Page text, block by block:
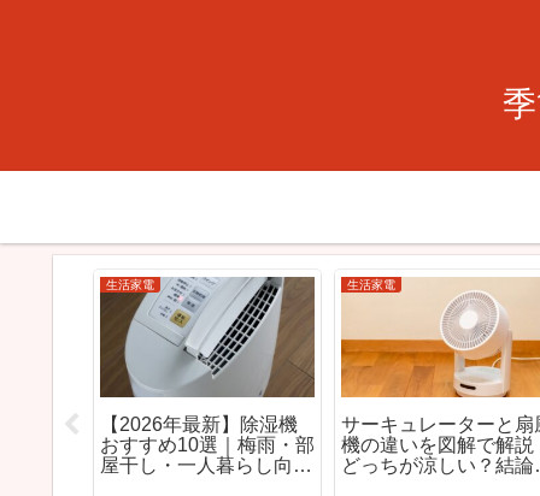
気代はい
ぱなしでも
方法も解説
生活家電
【2026年版】ロボット
掃除機は紙パック不要が
本当に得？ランニングコ
生活家電
【2026年最新】ヒ
ーおすすめ10選｜
らし・省エネ・速